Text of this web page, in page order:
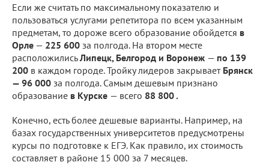
Если же считать по максимальному показателю и
пользоваться услугами репетитора по всем указанным
предметам, то дороже всего образование обойдется в
Орле — 225 600 за полгода. На втором месте
расположилисьЛипецк, Белгород и Воронеж — по 139
200 в каждом городе. Тройку лидеров закрываетБрянск
— 96 000 за полгода. Самым дешевым признано
образование в Курске — всего 88 800 .
Конечно, есть более дешевые варианты. Например, на
базах государственных университетов предусмотрены
курсы по подготовке к ЕГЭ. Как правило, их стоимость
составляет в районе 15 000 за 7 месяцев.